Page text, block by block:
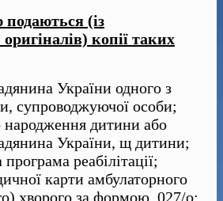
подаються (із
копії таких
України одного з
супроводжуючої особи;
народження дитини або
України, щ дитини;
реабілітації;
карти амбулаторного
хворого за формою, 027/о;